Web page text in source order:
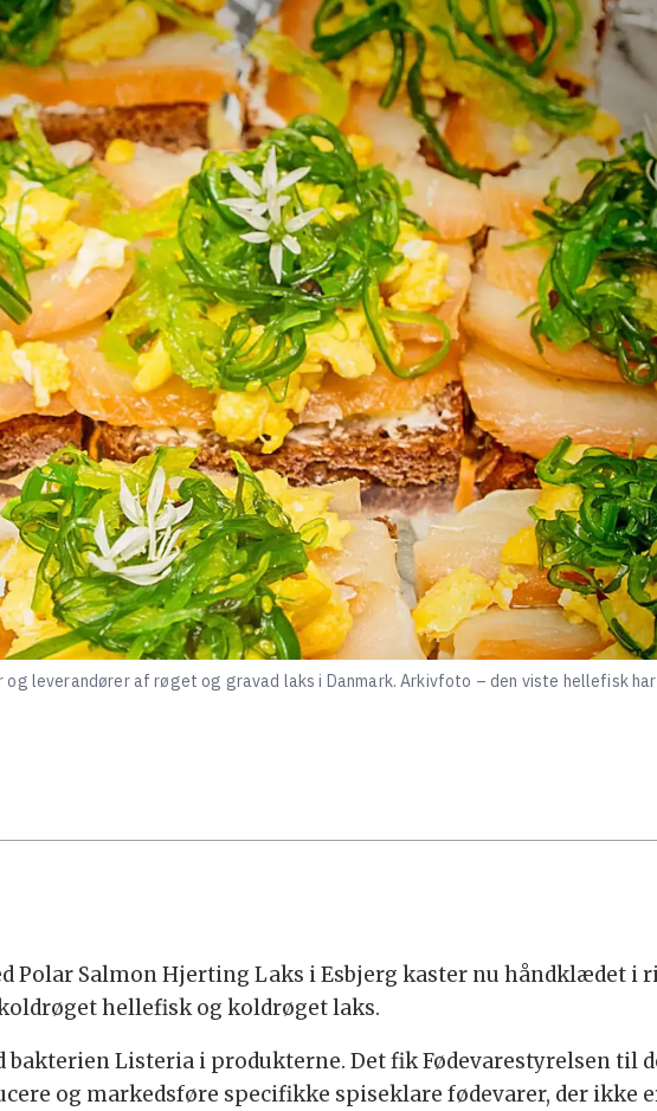
leverandører af røget og gravad laks i Danmark. Arkivfoto – den viste hellefisk
Polar Salmon Hjerting Laks i Esbjerg kaster nu håndklædet i
hellefisk og koldrøget laks.
Listeria i produkterne. Det fik Fødevarestyrelsen til
og markedsføre specifikke spiseklare fødevarer, der ikke